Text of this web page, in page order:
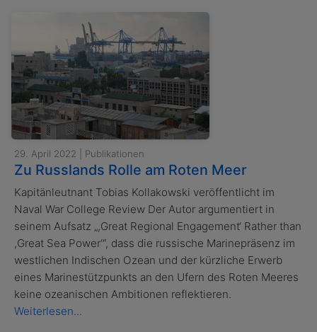
29. April 2022 | Publikationen
Zu Russlands Rolle am Roten Meer
Kapitänleutnant Tobias Kollakowski veröffentlicht im
Naval War College Review Der Autor argumentiert in
seinem Aufsatz „,Great Regional Engagement‘ Rather than
,Great Sea Power‘“, dass die russische Marinepräsenz im
westlichen Indischen Ozean und der kürzliche Erwerb
eines Marinestützpunkts an den Ufern des Roten Meeres
keine ozeanischen Ambitionen reflektieren.
Weiterlesen...